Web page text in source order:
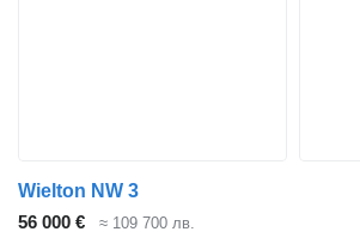
Wielton NW 3
56 000 €
≈ 109 700 лв.